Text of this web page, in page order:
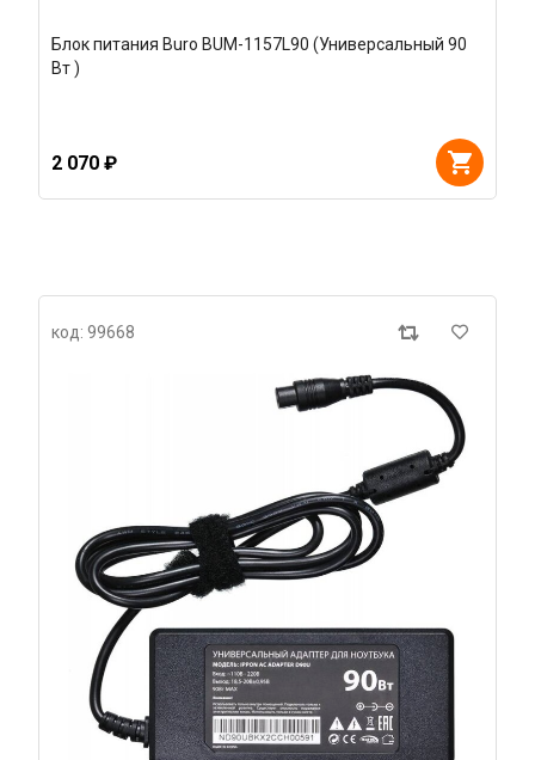
Блок питания Buro BUM-1157L90 (Универсальный 90
Вт )
2 070 ₽
код: 99668